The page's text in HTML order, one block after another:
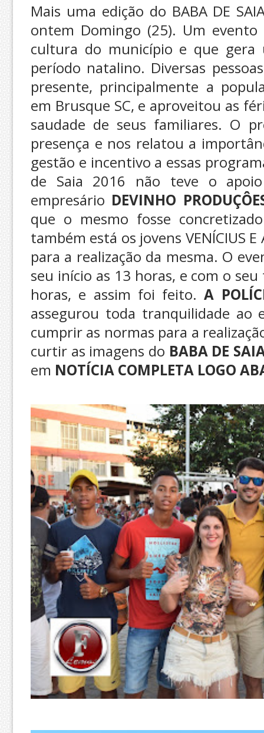
Mais uma edição do BABA DE
ontem Domingo (25). Um
cultura do município e que gera
período natalino. Diversas
presente, principalmente a
em Brusque SC, e aproveitou as
saudade de seus familiares. O
presença e nos relatou a
gestão e incentivo a essas
de Saia 2016 não teve o
empresário DEVINHO
que o mesmo fosse
também está os jovens VENÍCIUS
para a realização da mesma. O
seu início as 13 horas, e com o
horas, e assim foi feito.A
assegurou toda tranquilidade ao
cumprir as normas para a
curtir as imagens do BABA DE
em NOTÍCIA COMPLETA LOGO